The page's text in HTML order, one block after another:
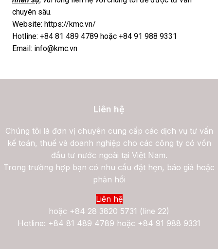
chuyên sâu.
Website: https://kmc.vn/
Hotline: +84 81 489 4789 hoặc +84 91 988 9331
Email: info@kmc.vn
Liên hệ
Chúng tôi là đơn vị chuyên cung cấp các dịch vụ tư vấn
kế toán, thuế và doanh nghiệp cho các công ty có vốn
đầu tư nước ngoài tại Việt Nam.
Trong trường hợp bạn có nhu cầu đặt hẹn, báo giá hoặc
phản hồi
Liên hệ
hoặc +84 28 3820 5731 (line 22)
Hotline: +84 81 489 4789 hoặc +84 91 988 9331